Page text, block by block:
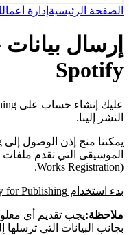
الصفحة الرئيسية إدارة
إرسال
Spotify
النشر إلينا.
Works Registration).
بدء استخدام Spotify for Publishing
ملاحظة:
بجانب البيانات التي ترسلها